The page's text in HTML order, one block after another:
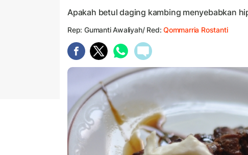
Apakah betul daging kambing menyebabkan
Rep: Gumanti Awaliyah/ Red:Qommarria Rostanti